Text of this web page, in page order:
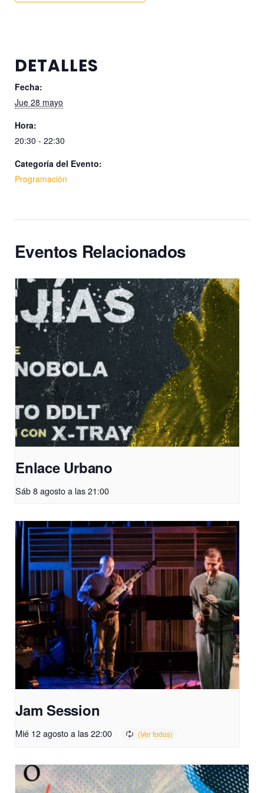
DETALLES
Fecha:
Jue 28 mayo
Hora:
20:30 - 22:30
Categoría del Evento:
Programación
Eventos Relacionados
Enlace Urbano
Sáb 8 agosto a las 21:00
Jam Session
Mié 12 agosto a las 22:00